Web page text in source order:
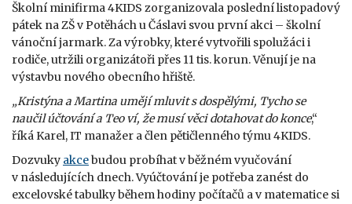
Školní minifirma 4KIDS zorganizovala poslední listopadový
pátek na ZŠ v Potěhách u Čáslavi svou první akci – školní
vánoční jarmark. Za výrobky, které vytvořili spolužáci i
rodiče, utržili organizátoři přes 11 tis. korun. Věnují je na
výstavbu nového obecního hřiště.
„Kristýna a Martina umějí mluvit s dospělými, Tycho se
naučil účtování a Teo ví, že musí věci dotahovat do konce,“
říká Karel, IT manažer a člen pětičlenného týmu 4KIDS.
Dozvuky akcebudou probíhat v běžném vyučování
v následujících dnech. Vyúčtování je potřeba zanést do
excelovské tabulky během hodiny počítačů a v matematice si